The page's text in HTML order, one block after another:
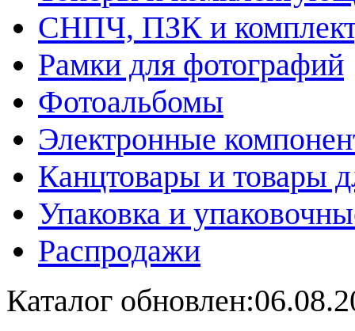
СНПЧ, ПЗК и
Рамки для фотографий
Фотоальбомы
Электронные
Канцтовары и товары
Упаковка и
Распродажи
Каталог